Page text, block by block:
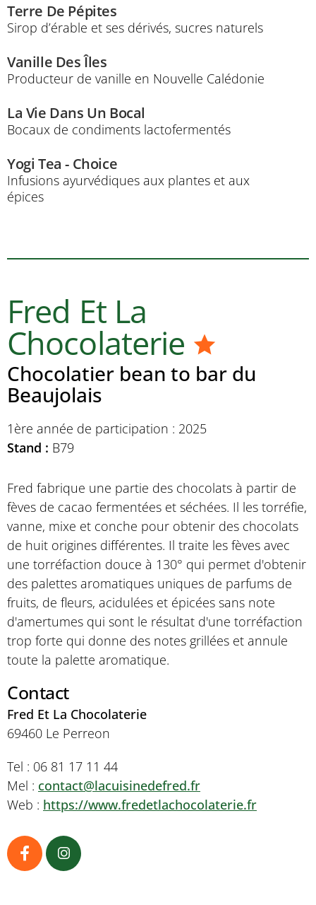
Terre De Pépites
Sirop d’érable et ses dérivés, sucres naturels
Vanille Des Îles
Producteur de vanille en Nouvelle Calédonie
La Vie Dans Un Bocal
Bocaux de condiments lactofermentés
Yogi Tea - Choice
Infusions ayurvédiques aux plantes et aux
épices
Fred Et La
Chocolaterie
Chocolatier bean to bar du
Beaujolais
1ère année de participation : 2025
Stand : B79
Fred fabrique une partie des chocolats à partir de
fèves de cacao fermentées et séchées. Il les torréfie,
vanne, mixe et conche pour obtenir des chocolats
de huit origines différentes. Il traite les fèves avec
une torréfaction douce à 130° qui permet d'obtenir
des palettes aromatiques uniques de parfums de
fruits, de fleurs, acidulées et épicées sans note
d'amertumes qui sont le résultat d'une torréfaction
trop forte qui donne des notes grillées et annule
toute la palette aromatique.
Contact
Fred Et La Chocolaterie
69460 Le Perreon
Tel : 06 81 17 11 44
Mel : contact@lacuisinedefred.fr
Web : https://www.fredetlachocolaterie.fr